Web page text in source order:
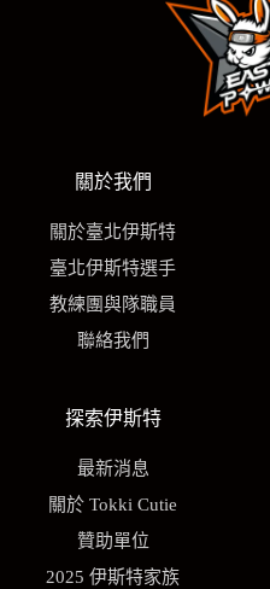
關於我們
關於臺北伊斯特
臺北伊斯特選手
教練團與隊職員
聯絡我們
探索伊斯特
最新消息
關於 Tokki Cutie
贊助單位
2025 伊斯特家族